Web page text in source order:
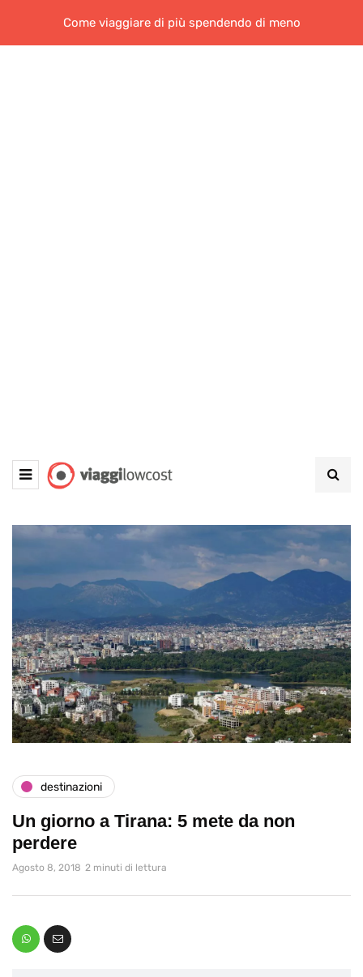
Come viaggiare di più spendendo di meno
destinazioni
Un giorno a Tirana: 5 mete da non
perdere
Agosto 8, 2018 2 minuti di lettura